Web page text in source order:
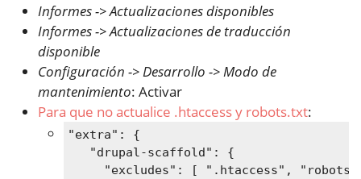
Informes -> Actualizaciones disponibles
Informes -> Actualizaciones de traducción
disponible
Configuración -> Desarrollo -> Modo de
mantenimiento: Activar
Para que no actualice .htaccess y robots.txt:
"extra": {
   "drupal-scaffold": {
"excludes": [ ".htaccess",